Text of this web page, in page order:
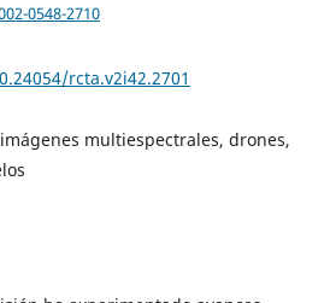
0548-2710
rcta.v2i42.2701
multiespectrales, drones,